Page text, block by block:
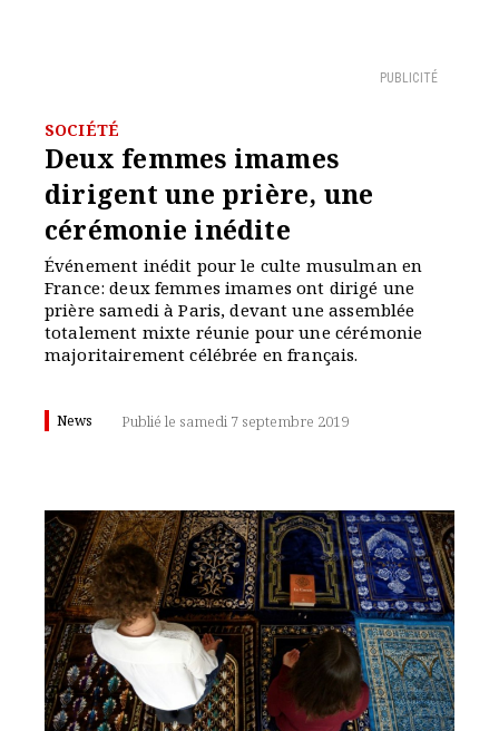
PUBLICITÉ
SOCIÉTÉ
Deux femmes imames
dirigent une prière, une
cérémonie inédite
Événement inédit pour le culte musulman en
France: deux femmes imames ont dirigé une
prière samedi à Paris, devant une assemblée
totalement mixte réunie pour une cérémonie
majoritairement célébrée en français.
News Publié le samedi 7 septembre 2019